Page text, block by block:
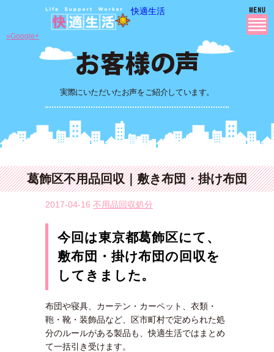
快適生活
実際にいただいたお声をご紹介しています。
»Google+
葛飾区不用品回収｜敷き布団・掛け布団
2017-04-16 不用品回収処分
今回は東京都葛飾区にて、
敷布団・掛け布団の回収を
してきました。
布団や寝具、カーテン・カーペット、衣類・
鞄・靴・装飾品など、区市町村で定められた処
分のルールがある製品も、快適生活ではまとめ
て一括引き受けます。